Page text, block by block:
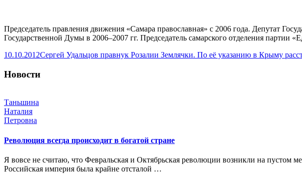
Председатель правления движения «Самара православная» с 2006 года. Депутат
Государственной Думы в 2006–2007 гг. Председатель самарского отделения партии
10.10.2012Сергей Удальцов правнук Розалии Землячки. По её указанию в Крыму
Новости
Таньшина
Наталия
Петровна
Революция всегда происходит в богатой стране
Я вовсе не считаю, что Февральская и Октябрьская революции возникли на пустом
Российская империя была крайне отсталой …